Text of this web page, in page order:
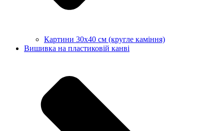
Картини 30х40 см (кругле каміння)
Вишивка на пластиковій канві